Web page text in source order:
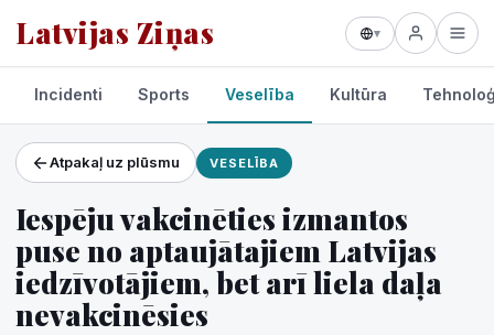
Latvijas Ziņas ▾
Projekti un pakalpojumi
Laikapstākļi
Incidenti Sports Veselība Kultūra
Atpakaļ uz plūsmu VESELĪBA
Iespēju vakcinēties izmantos
puse no aptaujātajiem Latvijas
iedzīvotājiem, bet arī liela daļa
nevakcinēsies